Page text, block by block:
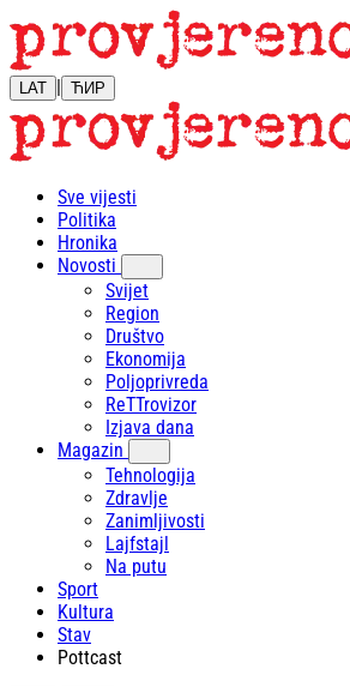
LAT | ЋИР
Sve vijesti
Politika
Hronika
Novosti
Svijet
Region
Društvo
Ekonomija
Poljoprivreda
ReTTrovizor
Izjava dana
Magazin
Tehnologija
Zdravlje
Zanimljivosti
Lajfstajl
Na putu
Sport
Kultura
Stav
Pottcast